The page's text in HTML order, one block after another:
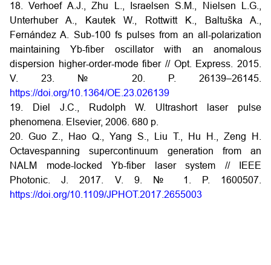
18. Verhoef A.J., Zhu L., Israelsen S.M., Nielsen L.G.,
Unterhuber A., Kautek W., Rottwitt K., Baltuška A.,
Fernández A. Sub-100 fs pulses from an all-polarization
maintaining Yb-fiber oscillator with an anomalous
dispersion higher-order-mode fiber // Opt. Express. 2015.
V. 23. № 20. P. 26139–26145.
https://doi.org/10.1364/OE.23.026139
19. Diel J.C., Rudolph W. Ultrashort laser pulse
phenomena. Elsevier, 2006. 680 p.
20. Guo Z., Hao Q., Yang S., Liu T., Hu H., Zeng H.
Octavespanning supercontinuum generation from an
NALM mode-locked Yb-fiber laser system // IEEE
Photonic. J. 2017. V. 9. № 1. P. 1600507.
https://doi.org/10.1109/JPHOT.2017.2655003